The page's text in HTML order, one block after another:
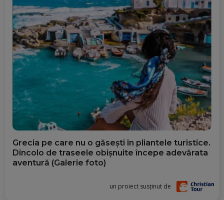
Grecia pe care nu o găsești în pliantele turistice.
Dincolo de traseele obișnuite începe adevărata
aventură (Galerie foto)
un proiect susținut de